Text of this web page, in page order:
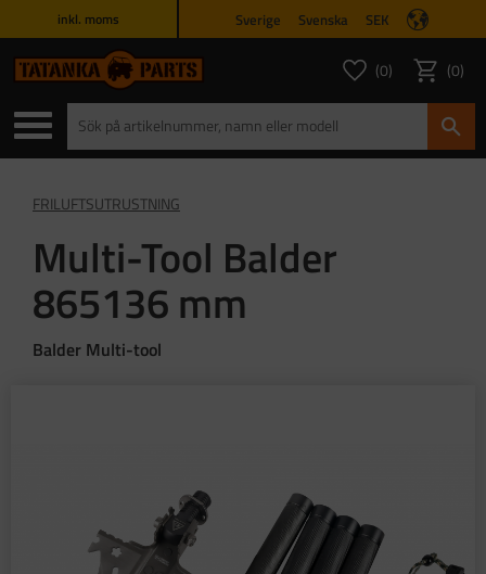
inkl. moms Sverige Svenska SEK
Favoriter
ANTAL
0 Kundvagn
0
FRILUFTSUTRUSTNING
Multi-Tool Balder
865136 mm
Balder Multi-tool